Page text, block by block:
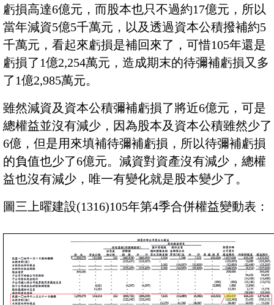
虧損高達6億元，而股本也只不過約17億元，所以
當年減資5億5千萬元，以及透過資本公積撥補約5
千萬元，看起來虧損是補回來了，可惜105年還是
虧損了1億2,254萬元，造成期末的待彌補虧損又多
了1億2,985萬元。
雖然減資及資本公積彌補虧損了將近6億元，可是
總權益並沒有減少，因為股本及資本公積雖然少了
6億，但是用來填補待彌補虧損，所以待彌補虧損
的負值也少了6億元。減資對資產沒有減少，總權
益也沒有減少，唯一有變化就是股本變少了。
圖三上曜建設(1316)105年第4季合併權益變動表：